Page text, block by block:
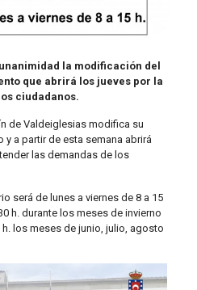
la modificación del
que abrirá los jueves por la
ciudadanos.
de Valdeiglesias modifica su
a partir de esta semana abrirá
las demandas de los
será de lunes a viernes de 8 a 15
h. durante los meses de invierno
h. los meses de junio, julio, agosto